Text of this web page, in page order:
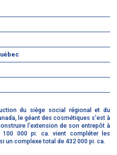
du siège social régional et du
le géant des cosmétiques s'est à
l'extension de son entrepôt à
100 000 pi. ca. vient compléter les
un complexe total de 432 000 pi. ca.